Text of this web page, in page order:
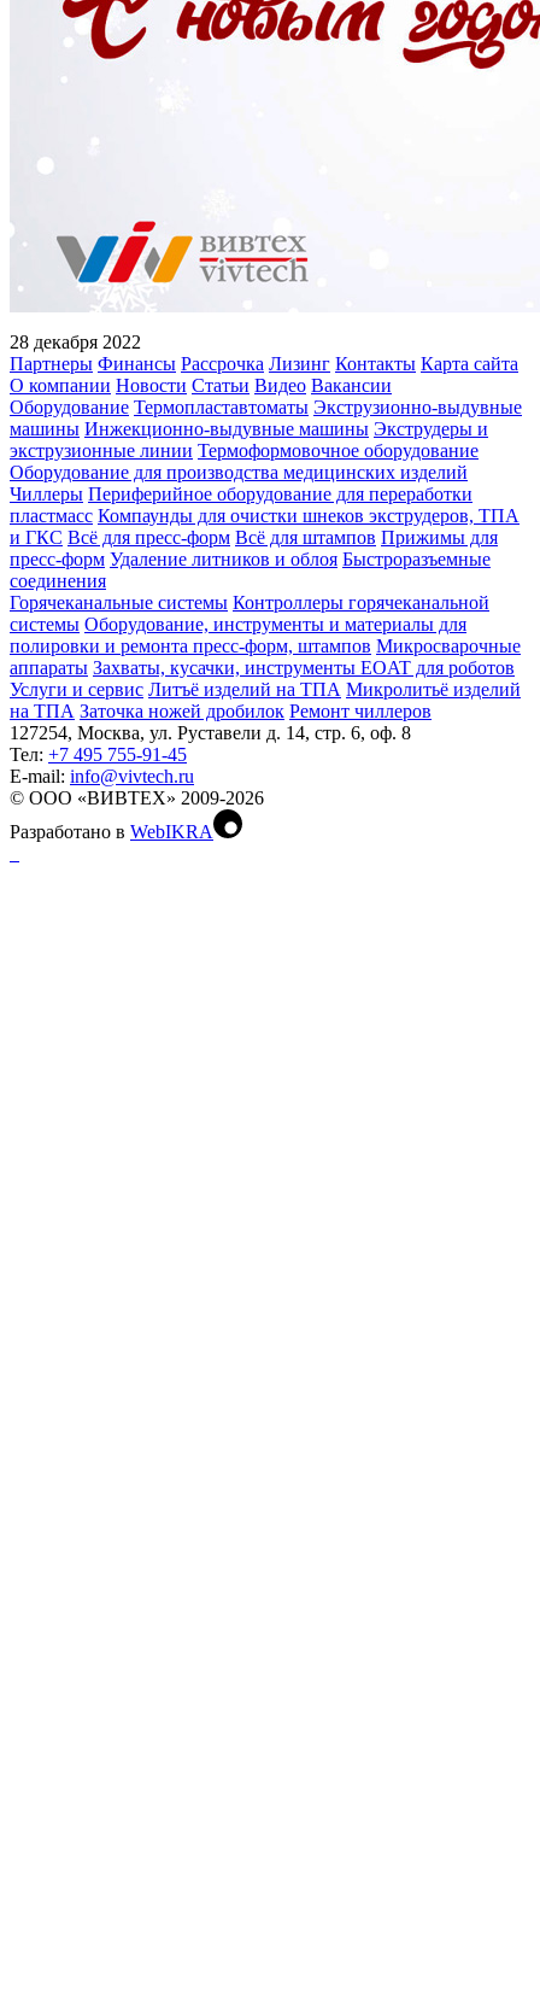
28 декабря 2022
Партнеры Финансы Рассрочка Лизинг Контакты Карта сайта
О компании Новости Статьи Видео Вакансии
Оборудование Термопластавтоматы Экструзионно-выдувные
машины Инжекционно-выдувные машины Экструдеры и
экструзионные линии Термоформовочное оборудование
Оборудование для производства медицинских изделий
Чиллеры Периферийное оборудование для переработки
пластмасс Компаунды для очистки шнеков экструдеров, ТПА
и ГКС Всё для пресс-форм Всё для штампов Прижимы для
пресс-форм Удаление литников и облоя Быстроразъемные
соединения
Горячеканальные системы Контроллеры горячеканальной
системы Оборудование, инструменты и материалы для
полировки и ремонта пресс-форм, штампов Микросварочные
аппараты Захваты, кусачки, инструменты EOAT для роботов
Услуги и сервис Литъё изделий на ТПА Микролитьё изделий
на ТПА Заточка ножей дробилок Ремонт чиллеров
127254, Москва, ул. Руставели д. 14, стр. 6, оф. 8
Тел: +7 495 755-91-45
Е-mail: info@vivtech.ru
© ООО «ВИВТЕХ» 2009-2026
Разработано в WebIKRA